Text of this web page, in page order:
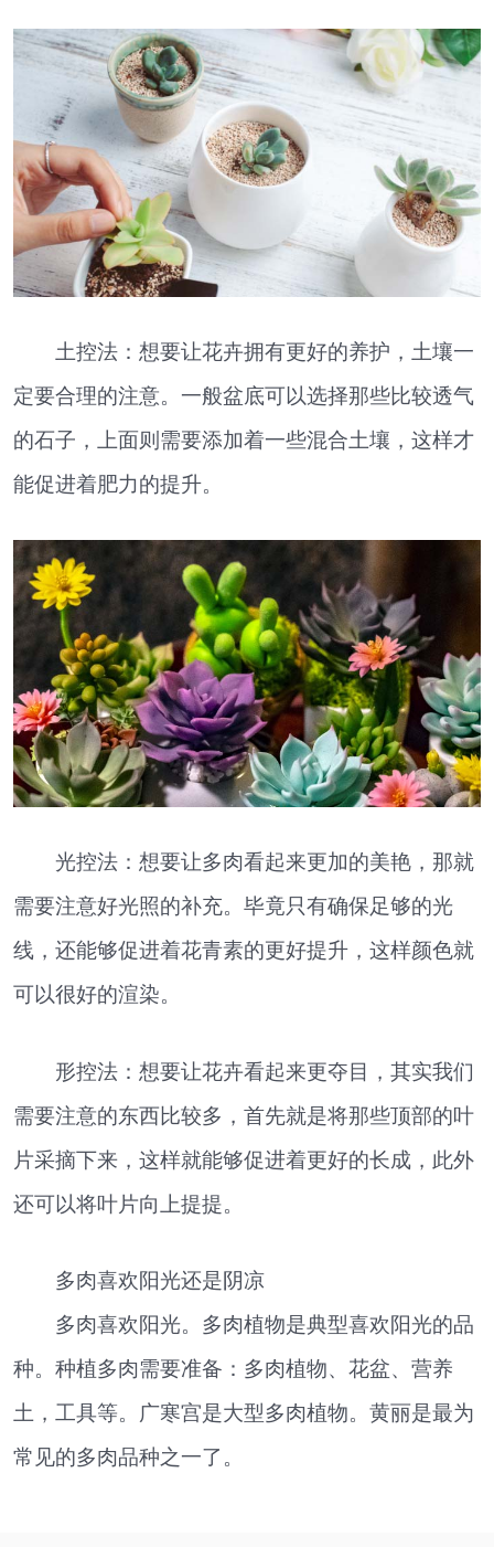
土控法：想要让花卉拥有更好的养护，土壤一
定要合理的注意。一般盆底可以选择那些比较透气
的石子，上面则需要添加着一些混合土壤，这样才
能促进着肥力的提升。
光控法：想要让多肉看起来更加的美艳，那就
需要注意好光照的补充。毕竟只有确保足够的光
线，还能够促进着花青素的更好提升，这样颜色就
可以很好的渲染。
形控法：想要让花卉看起来更夺目，其实我们
需要注意的东西比较多，首先就是将那些顶部的叶
片采摘下来，这样就能够促进着更好的长成，此外
还可以将叶片向上提提。
多肉喜欢阳光还是阴凉
多肉喜欢阳光。多肉植物是典型喜欢阳光的品
种。种植多肉需要准备：多肉植物、花盆、营养
土，工具等。广寒宫是大型多肉植物。黄丽是最为
常见的多肉品种之一了。